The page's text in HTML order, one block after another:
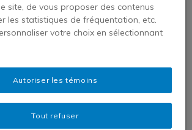
des pays africains par régions –
Liste des pays africains par régions –
centrale
Liste des pays africains par régions –
site, de vous proposer des contenus
les statistiques de fréquentation, etc.
votre choix en sélectionnant
Tout refuser
Autoriser les témoins